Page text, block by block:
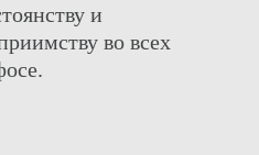
и
во всех